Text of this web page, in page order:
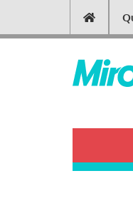
contenu
Main